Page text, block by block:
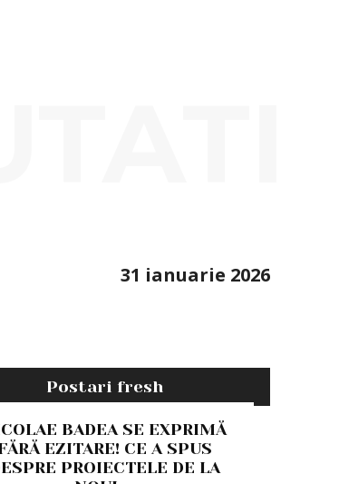
31 ianuarie 2026
Postari fresh
BADEA SE EXPRIMĂ
EZITARE! CE A SPUS
PROIECTELE DE LA